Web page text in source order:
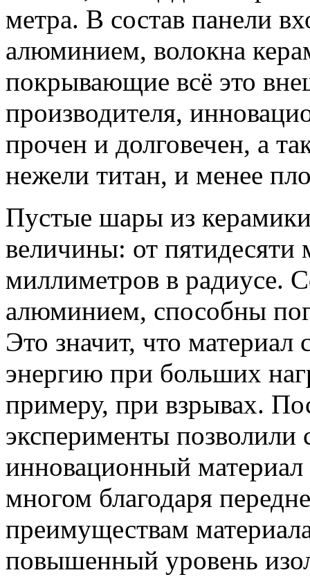
метра. В состав панели
алюминием, волокна
покрывающие всё это
производителя,
прочен и долговечен, а
нежели титан, и менее
Пустые шары из
величины: от пятидесяти
миллиметров в радиусе.
алюминием, способны
Это значит, что материал
энергию при больших
примеру, при взрывах.
эксперименты позволили
инновационный материал
многом благодаря
преимуществам
повышенный уровень